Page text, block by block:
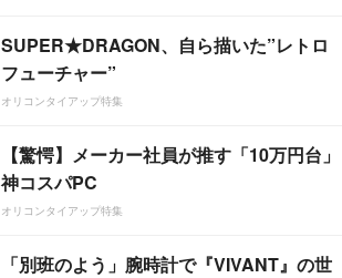
SUPER★DRAGON、自ら描いた”レトロ
フューチャー”
オリコンタイアップ特集
【驚愕】メーカー社員が推す「10万円台」
神コスパPC
オリコンタイアップ特集
「別班のよう」腕時計で『VIVANT』の世